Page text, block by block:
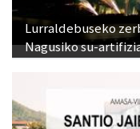
Lurraldebuseko
Nagusiko su-